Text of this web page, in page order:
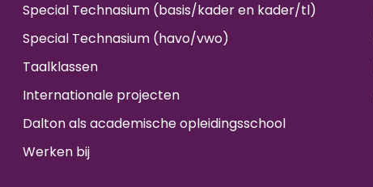
Special Technasium (basis/kader en kader/tl)
Special Technasium (havo/vwo)
Taalklassen
Internationale projecten
Dalton als academische opleidingsschool
Werken bij